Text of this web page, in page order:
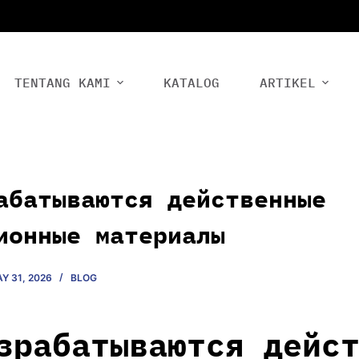
TENTANG KAMI KATALOG ARTIKEL
действенные
материалы
31, 2026 BLOG